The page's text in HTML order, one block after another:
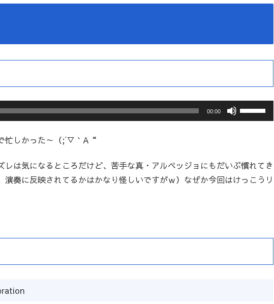
00:00
ボ
リ
ム
調
矢
忙しかった～（;´▽｀A“
は気になるところだけど、苦手な真・アルペッジョにもだいぶ慣れてき
奏に反映されてるかはかなり怪しいですがｗ）なぜか今回はけっこうリ